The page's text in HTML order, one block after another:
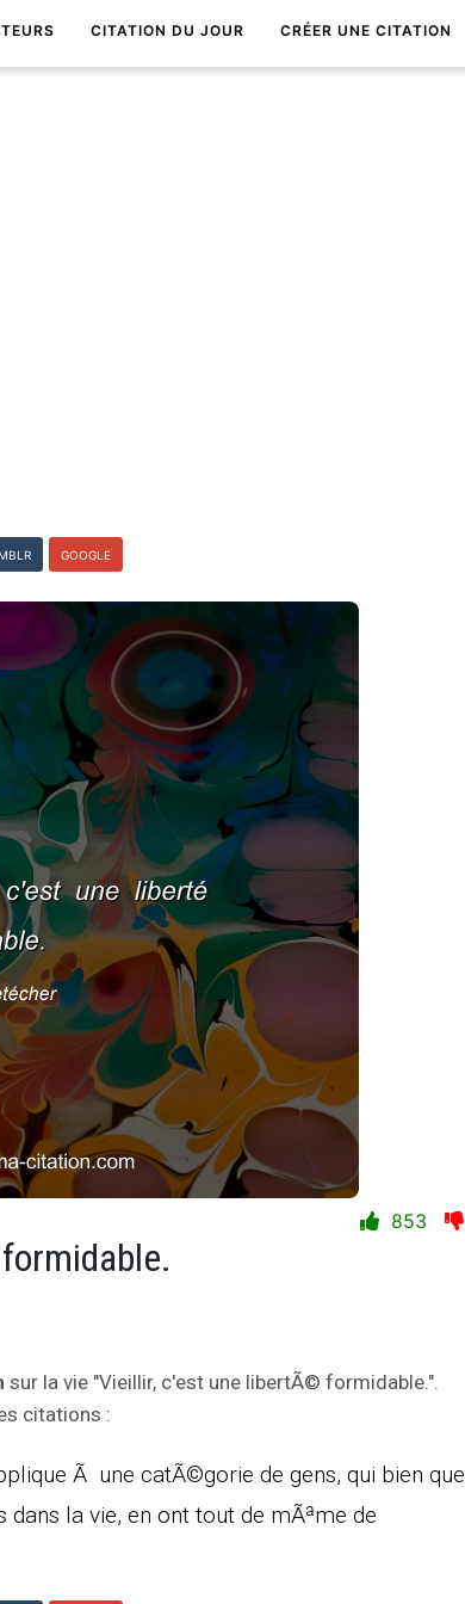
CITATION DU JOUR CRÉER UNE CITATION
GOOGLE
853
sur la vie "Vieillir, c'est une libertÃ© formidable.".
citations :
Ã une catÃ©gorie de gens, qui bien que
la vie, en ont tout de mÃªme de